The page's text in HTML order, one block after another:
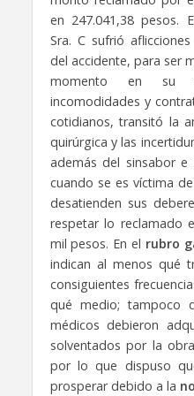
en 247.041,38 pesos.
Sra. C sufrió
del accidente, para ser
momento en su
incomodidades y
cotidianos, transitó la
quirúrgica y las
además del sinsabor
cuando se es víctima
desatienden sus
respetar lo reclamado
mil pesos. En el rubro
indican al menos qué
consiguientes
qué medio; tampoco
médicos debieron
solventados por la
por lo que dispuso
prosperar debido a la